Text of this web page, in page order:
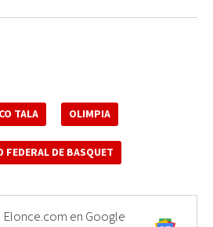
TALA OLIMPIA
FEDERAL DE BASQUET
Elonce.com en Google